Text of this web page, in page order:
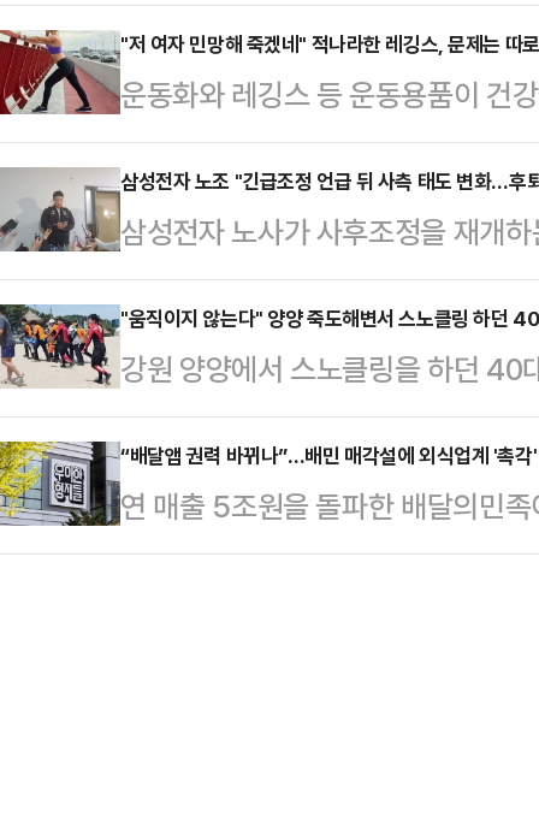
오며 파장이 커지고 있다. 정부가
론하는 가운데, 노조 지도부와 일부
협상 국면이 더욱 험악해지는 분위
노동조합 삼성전자지부(초기업노
소통방에서 총파업 참여를 독려하
맞다"고 말했다. 이어 …
"저 여자 민망해 죽겠네" 적나라한 레깅스, 문제는 따
운동화와 레깅스 등 운동용품이 건
다.16일 관련업계에 따르면 영국
전문가인 니콜 딘은 최근 데일리메
만 운동할 때 착용하는 옷과 신발이
어 "운동용품을 만들 때 흔히 사용
소재의 옷을 세탁하고 입을 때마다
말했다.입자가 매우 작은 미세플라
통해 여러 장기에 …
삼성전자 노조 "긴급조정 언급 뒤 사측 태도 변화…후
삼성전자 노사가 사후조정을 재개
언급 이후 사측이 후퇴한 조정안을
했다. 노조는 사후조정에서 기존 안
않겠다는 입장을 밝혔다.삼성전자
상황에서 노조 측이 정부의 긴급조
장했다.삼성전자 내 최대 노조인 초
공식적으로 여명구 피플팀장(사측
“정부의 긴급조정 언급 …
"움직이지 않는다" 양양 죽도해변서 스노클링 하던
강원 양양에서 스노클링을 하던 40
끝내 숨졌다.17일 오전 11시42분
서 스노클링하던 40대 남성 A씨가
소방은 A씨를 구조해 심폐소생술
망했다.A씨는 해변 가까운 곳에서
“배달앱 권력 바뀌나”…배민 매각설에 외식업계 '촉각'
연 매출 5조원을 돌파한 배달의민
달 플랫폼 업계가 성장 중심 전략에